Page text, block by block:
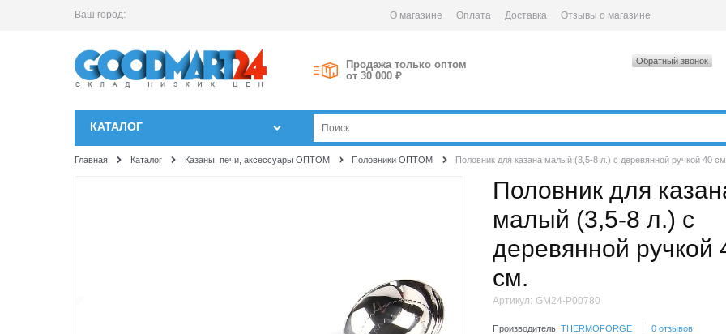
Ваш город: О магазине Оплата Доставка Отзывы о магазине
Продажа только оптом
от 30 000 ₽
Обратный звонок
КАТАЛОГ
Главная Каталог Казаны, печи, аксессуары ОПТОМ Половники ОПТОМ Половник для казана малый (3,5-8 л.) с деревянной ручкой 40
Половник для
малый (3,5-8 л.) с
деревянной ручкой
см.
Артикул: GM24-P00780
Производитель:THERMOFORGE 0 отзывов